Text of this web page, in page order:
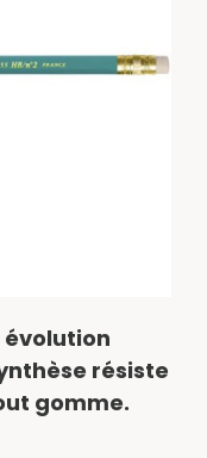
évolution
résiste
gomme.